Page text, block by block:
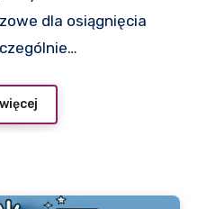
dla osiągnięcia